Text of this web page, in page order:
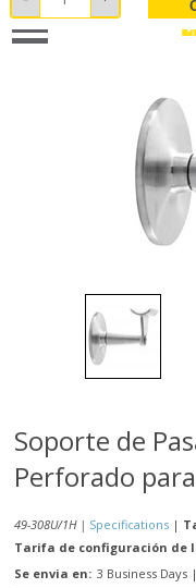
Soporte de
Perforado
49-308U/1H | Specifications |
Tarifa de configuración de
Se envia en: 3 Business Days |